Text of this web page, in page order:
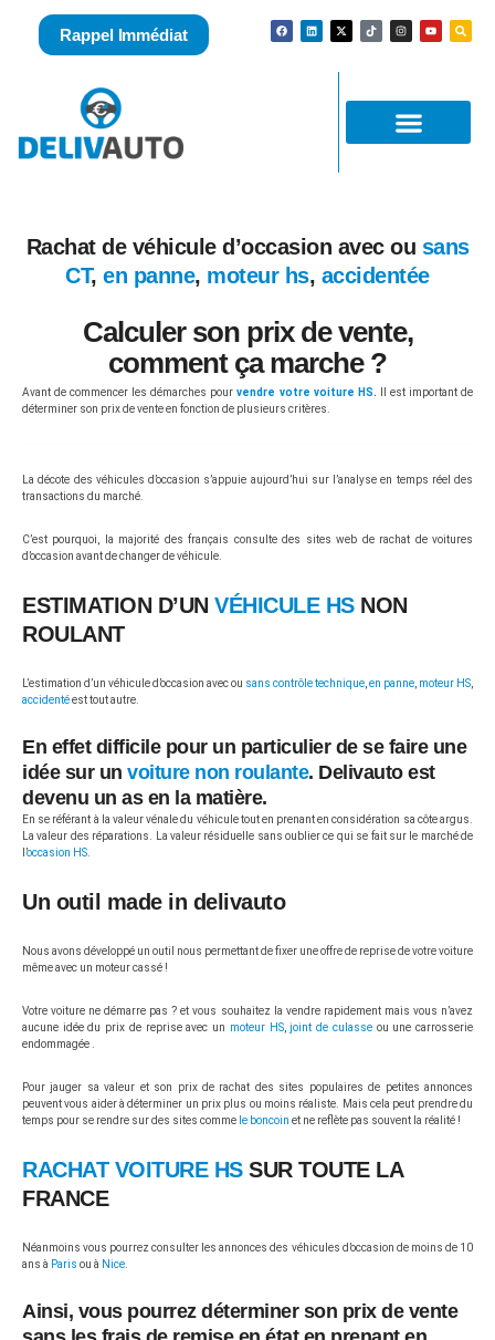
Rappel Immédiat
Rachat de véhicule d’occasion avec ou sans
CT,en panne, moteur hs, accidentée
Calculer son prix de vente,
comment ça marche ?
Avant de commencer les démarches pourvendre votre voiture HS.
Il est important de
déterminer son prix de vente en fonction de plusieurs critères.
La décote des véhicules d’occasion s’appuie aujourd’hui sur l’analyse en temps réel des
transactions du marché.
C’est pourquoi, la majorité des français consulte des sites web de rachat de voitures
d’occasion avant de changer de véhicule.
ESTIMATION D’UN VÉHICULE HSNON
ROULANT
L’estimation d’un véhicule d’occasion avec ou sans contrôle technique,en panne, moteur HS,
accidentéest tout autre.
En effet difficile pour un particulier de se faire une
idée sur un voiture non roulante. Delivauto est
devenu un as en la matière.
En se référant à la valeur vénale du véhicule tout en prenant en considération sa côte argus.
La valeur des réparations. La valeur résiduelle sans oublier ce qui se fait sur le marché de
l’occasion HS.
Un outil made in delivauto
Nous avons développé un outil nous permettant de fixer une offre de reprise de votre voiture
même avec un moteur cassé !
Votre voiture ne démarre pas ? et vous souhaitez la vendre rapidement mais vous n’avez
aucune idée du prix de reprise avec un moteur HS, joint de culasseou une carrosserie
endommagée .
Pour jauger sa valeur et son prix de rachat des sites populaires de petites annonces
peuvent vous aider à déterminer un prix plus ou moins réaliste. Mais cela peut prendre du
temps pour se rendre sur des sites comme le boncoin et ne reflète pas souvent la réalité !
RACHAT VOITURE HSSUR TOUTE LA
FRANCE
Néanmoins vous pourrez consulter les annonces des véhicules d’occasion de moins de 10
ans à Paris ou à Nice.
Ainsi, vous pourrez déterminer son prix de vente